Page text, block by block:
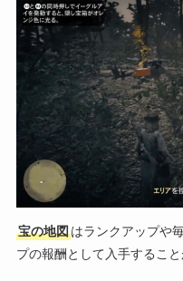
宝の地図はランクアップや
プの報酬として入手すること